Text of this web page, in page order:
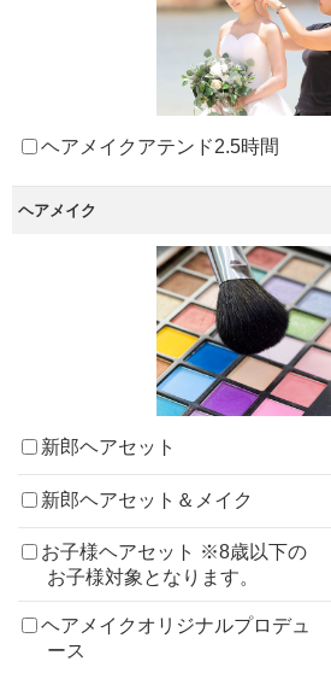
ヘアメイクアテンド2.5時間
ヘアメイク
新郎ヘアセット
新郎ヘアセット＆メイク
お子様ヘアセット ※8歳以下の
お子様対象となります。
ヘアメイクオリジナルプロデュ
ース